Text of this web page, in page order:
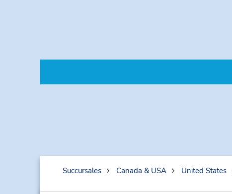
Succursales Canada & USA United States